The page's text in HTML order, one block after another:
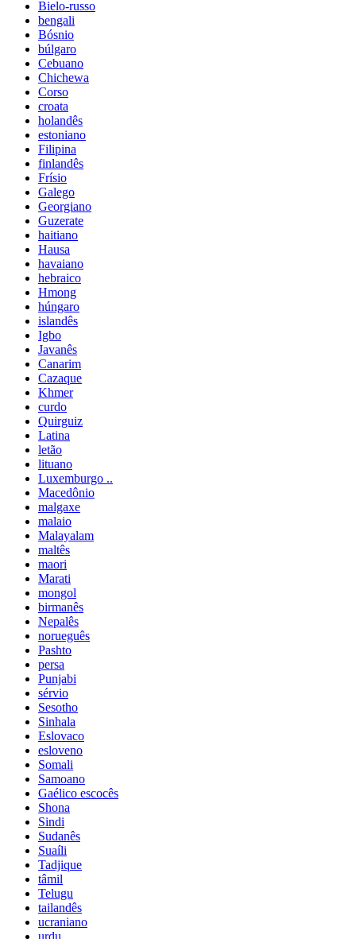
Bielo-russo
bengali
Bósnio
búlgaro
Cebuano
Chichewa
Corso
croata
holandês
estoniano
Filipina
finlandês
Frísio
Galego
Georgiano
Guzerate
haitiano
Hausa
havaiano
hebraico
Hmong
húngaro
islandês
Igbo
Javanês
Canarim
Cazaque
Khmer
curdo
Quirguiz
Latina
letão
lituano
Luxemburgo ..
Macedônio
malgaxe
malaio
Malayalam
maltês
maori
Marati
mongol
birmanês
Nepalês
norueguês
Pashto
persa
Punjabi
sérvio
Sesotho
Sinhala
Eslovaco
esloveno
Somali
Samoano
Gaélico escocês
Shona
Sindi
Sudanês
Suaíli
Tadjique
tâmil
Telugu
tailandês
ucraniano
urdu